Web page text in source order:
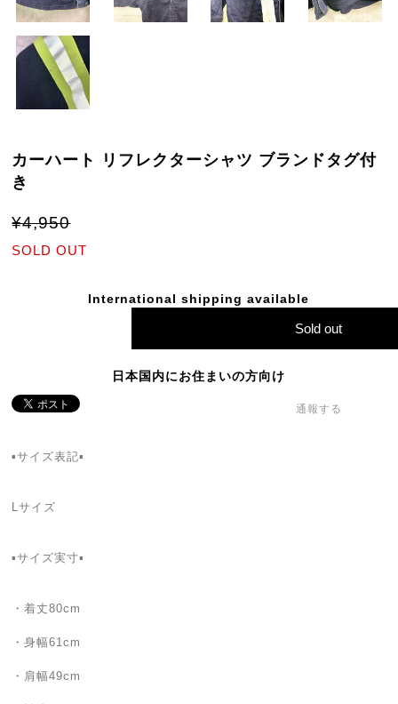
カーハート リフレクターシャツ ブランドタグ付
き
¥4,950
SOLD OUT
International shipping available
Sold out
日本国内にお住まいの方向け
通報する
▪️サイズ表記▪
Lサイズ
▪️サイズ実寸▪️
・着丈80cm
・身幅61cm
・肩幅49cm